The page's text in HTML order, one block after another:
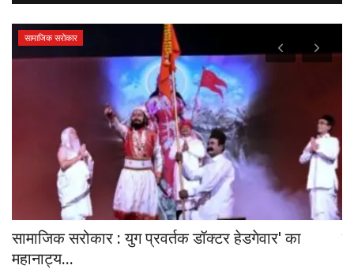
सामाजिक सरोकार
सामाजिक सरोकार : युग प्रवर्तक डॉक्टर हेडगेवार' का
महानाट्य...